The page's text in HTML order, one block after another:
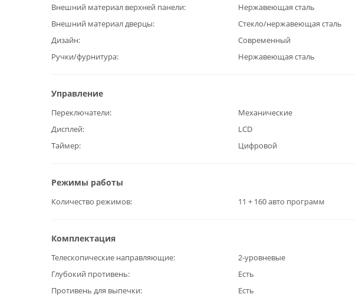
Внешний материал верхней панели
Нержавеющая сталь
Внешний материал дверцы
Стекло/нержавеющая сталь
Дизайн
Современный
Ручки/фурнитура
Нержавеющая сталь
Управление
Переключатели
Механические
Дисплей
LCD
Таймер
Цифровой
Режимы работы
Количество режимов 11 + 160 авто программ
Комплектация
Телескопические направляющие
2-уровневые
Глубокий противень
Есть
Противень для выпечки
Есть